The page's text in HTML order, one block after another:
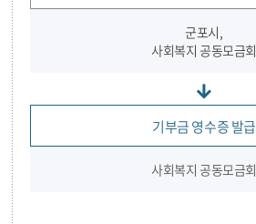
군포시,
사회복지 공동모금회
기부금 영수증 발급
사회복지 공동모금회